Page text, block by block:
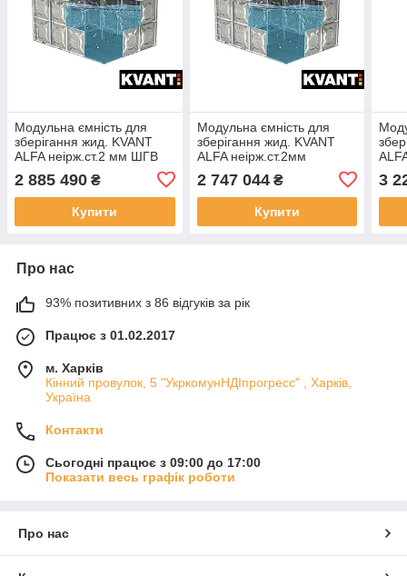
Модульна ємність для
зберігання жид. KVANT
ALFA неірж.ст.2 мм ШГВ
(123452 л)
2 885 490 ₴
Купити
Модульна ємність для
зберігання жид. KVANT
ALFA неірж.ст.2мм
(119043 л)
2 747 044₴
Купити
3
Про нас
93% позитивних з 86 відгуків за рік
Працює з 01.02.2017
м. Харків
Кінний провулок, 5 "УкркомунНДІпрогресс" , Харків,
Україна
Контакти
Сьогодні працює з 09:00 до 17:00
Показати весь графік роботи
Про нас